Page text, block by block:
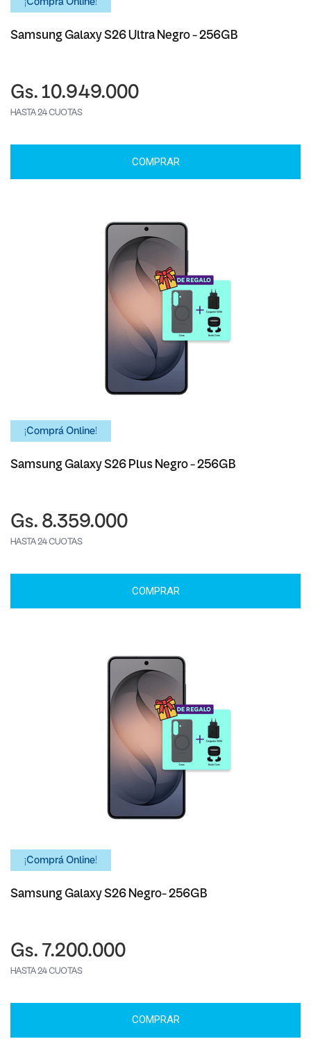
¡Comprá Online!
Samsung Galaxy S26 Ultra Negro - 256GB
Gs. 10.949.000
HASTA 24 CUOTAS
COMPRAR
¡Comprá Online!
Samsung Galaxy S26 Plus Negro - 256GB
Gs. 8.359.000
HASTA 24 CUOTAS
COMPRAR
¡Comprá Online!
Samsung Galaxy S26 Negro- 256GB
Gs. 7.200.000
HASTA 24 CUOTAS
COMPRAR